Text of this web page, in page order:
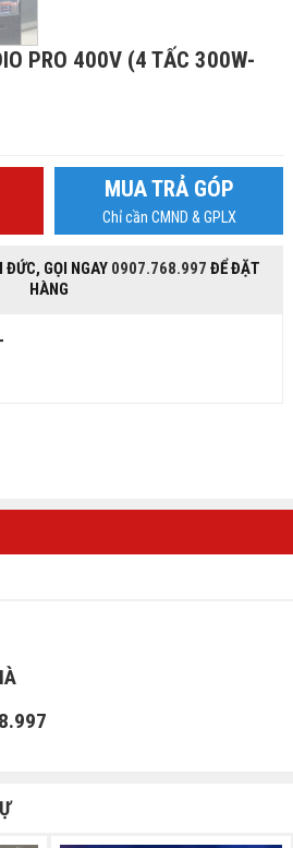
PRO 400V (4 TẤC 300W-
MUA TRẢ GÓP
Chỉ cần CMND & GPLX
GỌI NGAY 0907.768.997 ĐỂ ĐẶT
HÀNG